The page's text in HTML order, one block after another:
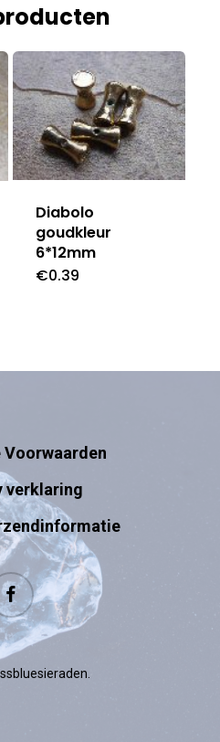
Diabolo
goudkleur
6*12mm
€0.39
Voorwaarden
verklaring